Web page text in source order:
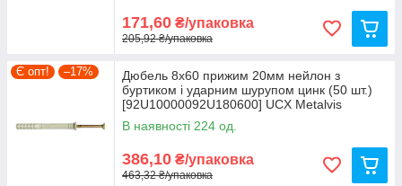
171,60 ₴/упаковка
205,92 ₴/упаковка
Є опт! –17%
Дюбель 8х60 прижим 20мм нейлон з
буртиком і ударним шурупом цинк (50 шт.)
[92U10000092U180600] UCX Metalvis
В наявності 224 од.
386,10 ₴/упаковка
463,32 ₴/упаковка